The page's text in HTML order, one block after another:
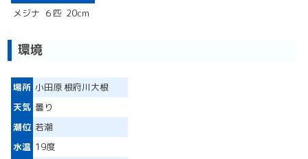
メジナ ６匹 20cm
環境
場所 小田原 根府川大根
天気 曇り
潮位 若潮
水温 19度